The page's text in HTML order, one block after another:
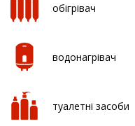
обігрівач
водонагрівач
туалетнi засоби